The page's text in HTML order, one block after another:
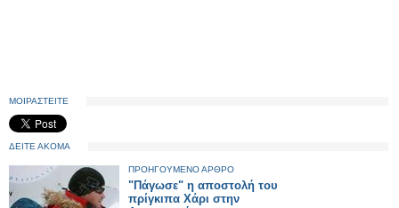
ΜΟΙΡΑΣΤΕΙΤΕ
ΔΕΙΤΕ ΑΚΟΜΑ
ΠΡΟΗΓΟΥΜΕΝΟ ΑΡΘΡΟ
"Πάγωσε" η αποστολή του
πρίγκιπα Χάρι στην